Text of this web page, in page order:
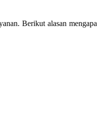
Berikut alasan mengapa